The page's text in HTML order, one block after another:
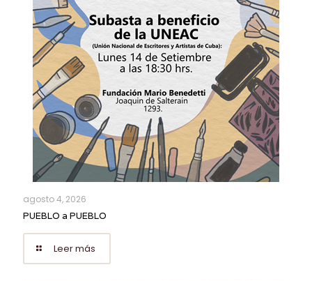
agosto 4, 2026
PUEBLO a PUEBLO
Leer más